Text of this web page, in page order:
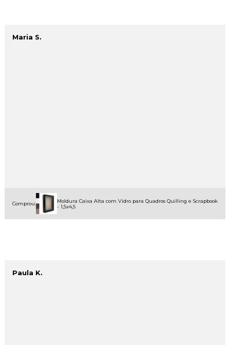
Maria S.
Comprou:
Moldura Caixa Alta com Vidro para Quadros Quilling e Scrapbook
- 1,5x4,5
Paula K.